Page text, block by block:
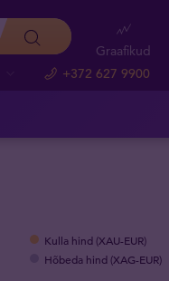
+372 627 9900
Graafikud
Kulla hind (XAU-EUR)
Hõbeda hind (XAG-EUR)